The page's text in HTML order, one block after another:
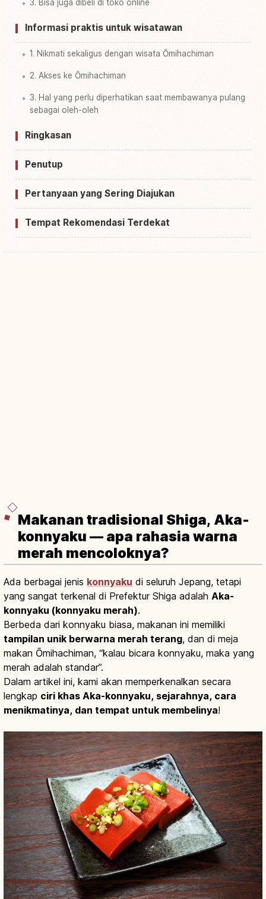
3. Bisa juga dibeli di toko online
Informasi praktis untuk wisatawan
1. Nikmati sekaligus dengan wisata Ōmihachiman
2. Akses ke Ōmihachiman
3. Hal yang perlu diperhatikan saat membawanya pulang
sebagai oleh-oleh
Ringkasan
Penutup
Pertanyaan yang Sering Diajukan
Tempat Rekomendasi Terdekat
Makanan tradisional Shiga, Aka-
konnyaku — apa rahasia warna
merah mencoloknya?
Ada berbagai jenis konnyaku di seluruh Jepang, tetapi
yang sangat terkenal di Prefektur Shiga adalah Aka-
konnyaku (konnyaku merah).
Berbeda dari konnyaku biasa, makanan ini memiliki
tampilan unik berwarna merah terang, dan di meja
makan Ōmihachiman, “kalau bicara konnyaku, maka yang
merah adalah standar”.
Dalam artikel ini, kami akan memperkenalkan secara
lengkap ciri khas Aka-konnyaku, sejarahnya, cara
menikmatinya, dan tempat untuk membelinya!